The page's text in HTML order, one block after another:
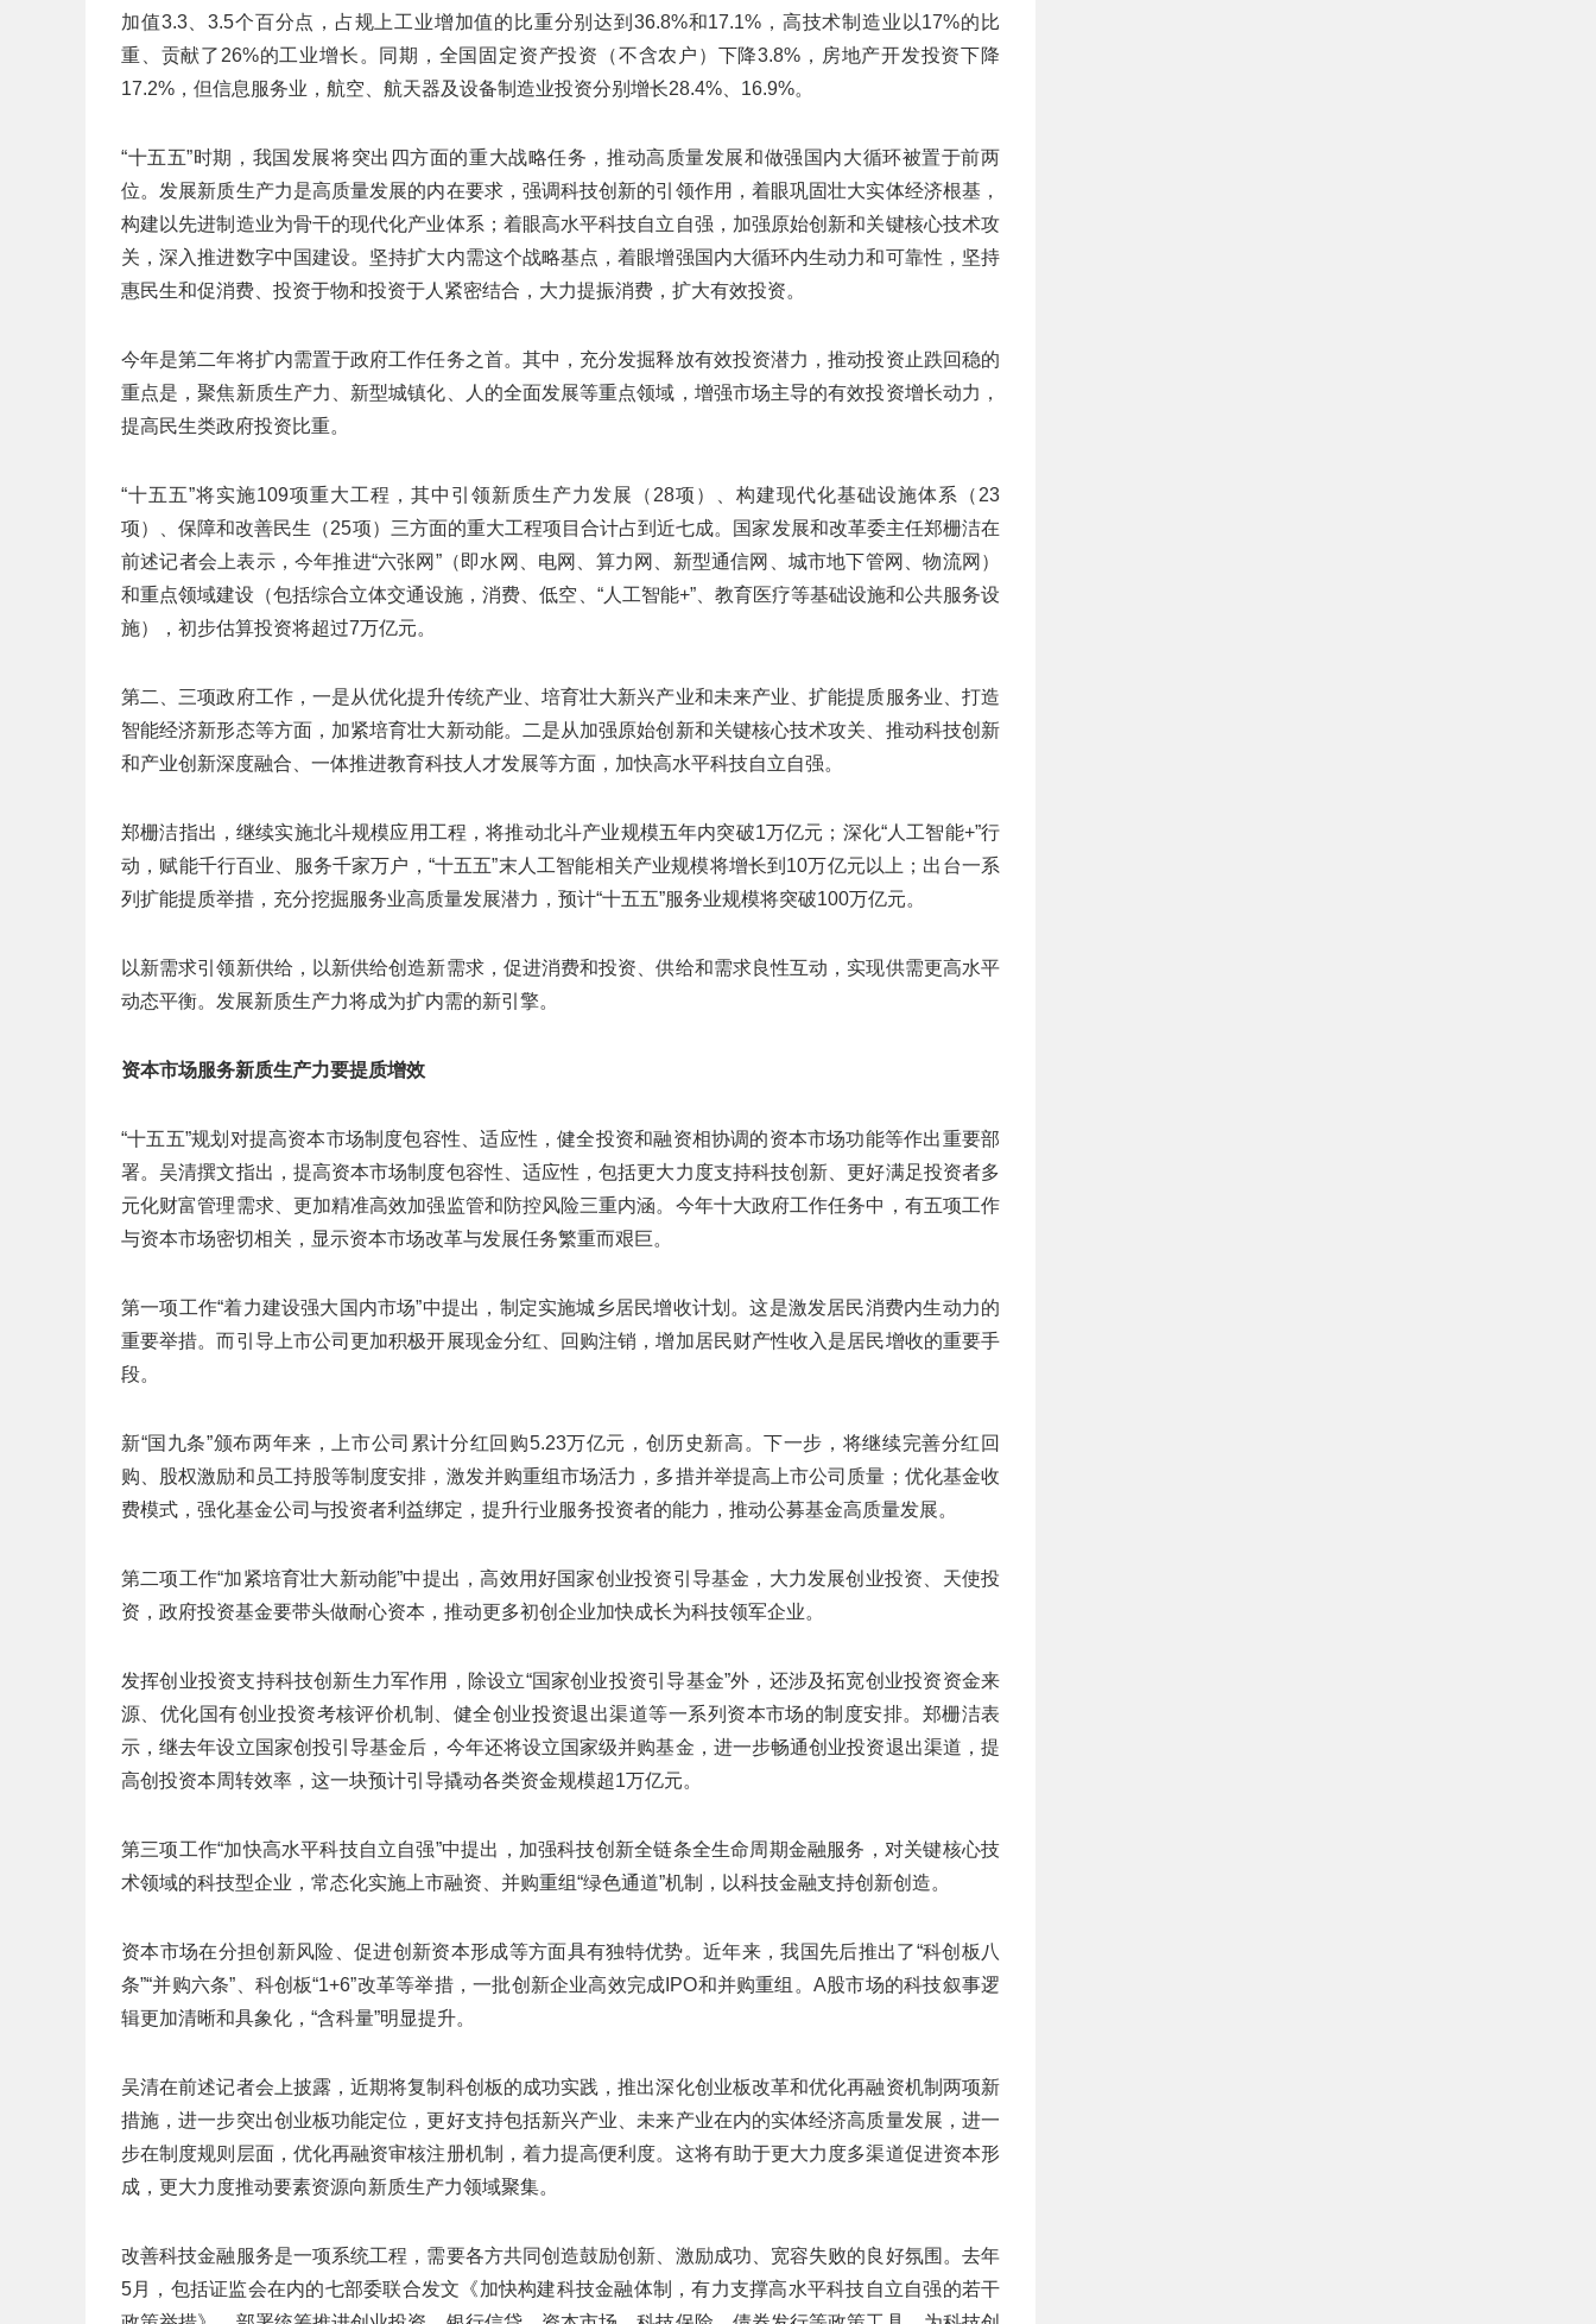
加值3.3、3.5个百分点，占规上工业增加值的比重分别达到36.8%和17.1%，高技术制造业以17%的比
重、贡献了26%的工业增长。同期，全国固定资产投资（不含农户）下降3.8%，房地产开发投资下降
17.2%，但信息服务业，航空、航天器及设备制造业投资分别增长28.4%、16.9%。
“十五五”时期，我国发展将突出四方面的重大战略任务，推动高质量发展和做强国内大循环被置于前两
位。发展新质生产力是高质量发展的内在要求，强调科技创新的引领作用，着眼巩固壮大实体经济根基，
构建以先进制造业为骨干的现代化产业体系；着眼高水平科技自立自强，加强原始创新和关键核心技术攻
关，深入推进数字中国建设。坚持扩大内需这个战略基点，着眼增强国内大循环内生动力和可靠性，坚持
惠民生和促消费、投资于物和投资于人紧密结合，大力提振消费，扩大有效投资。
今年是第二年将扩内需置于政府工作任务之首。其中，充分发掘释放有效投资潜力，推动投资止跌回稳的
重点是，聚焦新质生产力、新型城镇化、人的全面发展等重点领域，增强市场主导的有效投资增长动力，
提高民生类政府投资比重。
“十五五”将实施109项重大工程，其中引领新质生产力发展（28项）、构建现代化基础设施体系（23
项）、保障和改善民生（25项）三方面的重大工程项目合计占到近七成。国家发展和改革委主任郑栅洁在
前述记者会上表示，今年推进“六张网”（即水网、电网、算力网、新型通信网、城市地下管网、物流网）
和重点领域建设（包括综合立体交通设施，消费、低空、“人工智能+”、教育医疗等基础设施和公共服务设
施），初步估算投资将超过7万亿元。
第二、三项政府工作，一是从优化提升传统产业、培育壮大新兴产业和未来产业、扩能提质服务业、打造
智能经济新形态等方面，加紧培育壮大新动能。二是从加强原始创新和关键核心技术攻关、推动科技创新
和产业创新深度融合、一体推进教育科技人才发展等方面，加快高水平科技自立自强。
郑栅洁指出，继续实施北斗规模应用工程，将推动北斗产业规模五年内突破1万亿元；深化“人工智能+”行
动，赋能千行百业、服务千家万户，“十五五”末人工智能相关产业规模将增长到10万亿元以上；出台一系
列扩能提质举措，充分挖掘服务业高质量发展潜力，预计“十五五”服务业规模将突破100万亿元。
以新需求引领新供给，以新供给创造新需求，促进消费和投资、供给和需求良性互动，实现供需更高水平
动态平衡。发展新质生产力将成为扩内需的新引擎。
资本市场服务新质生产力要提质增效
“十五五”规划对提高资本市场制度包容性、适应性，健全投资和融资相协调的资本市场功能等作出重要部
署。吴清撰文指出，提高资本市场制度包容性、适应性，包括更大力度支持科技创新、更好满足投资者多
元化财富管理需求、更加精准高效加强监管和防控风险三重内涵。今年十大政府工作任务中，有五项工作
与资本市场密切相关，显示资本市场改革与发展任务繁重而艰巨。
第一项工作“着力建设强大国内市场”中提出，制定实施城乡居民增收计划。这是激发居民消费内生动力的
重要举措。而引导上市公司更加积极开展现金分红、回购注销，增加居民财产性收入是居民增收的重要手
段。
新“国九条”颁布两年来，上市公司累计分红回购5.23万亿元，创历史新高。下一步，将继续完善分红回
购、股权激励和员工持股等制度安排，激发并购重组市场活力，多措并举提高上市公司质量；优化基金收
费模式，强化基金公司与投资者利益绑定，提升行业服务投资者的能力，推动公募基金高质量发展。
第二项工作“加紧培育壮大新动能”中提出，高效用好国家创业投资引导基金，大力发展创业投资、天使投
资，政府投资基金要带头做耐心资本，推动更多初创企业加快成长为科技领军企业。
发挥创业投资支持科技创新生力军作用，除设立“国家创业投资引导基金”外，还涉及拓宽创业投资资金来
源、优化国有创业投资考核评价机制、健全创业投资退出渠道等一系列资本市场的制度安排。郑栅洁表
示，继去年设立国家创投引导基金后，今年还将设立国家级并购基金，进一步畅通创业投资退出渠道，提
高创投资本周转效率，这一块预计引导撬动各类资金规模超1万亿元。
第三项工作“加快高水平科技自立自强”中提出，加强科技创新全链条全生命周期金融服务，对关键核心技
术领域的科技型企业，常态化实施上市融资、并购重组“绿色通道”机制，以科技金融支持创新创造。
资本市场在分担创新风险、促进创新资本形成等方面具有独特优势。近年来，我国先后推出了“科创板八
条”“并购六条”、科创板“1+6”改革等举措，一批创新企业高效完成IPO和并购重组。A股市场的科技叙事逻
辑更加清晰和具象化，“含科量”明显提升。
吴清在前述记者会上披露，近期将复制科创板的成功实践，推出深化创业板改革和优化再融资机制两项新
措施，进一步突出创业板功能定位，更好支持包括新兴产业、未来产业在内的实体经济高质量发展，进一
步在制度规则层面，优化再融资审核注册机制，着力提高便利度。这将有助于更大力度多渠道促进资本形
成，更大力度推动要素资源向新质生产力领域聚集。
改善科技金融服务是一项系统工程，需要各方共同创造鼓励创新、激励成功、宽容失败的良好氛围。去年
5月，包括证监会在内的七部委联合发文《加快构建科技金融体制，有力支撑高水平科技自立自强的若干